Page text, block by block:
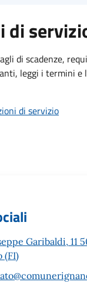
di
di scadenze,
leggi i termini e
di servizio
Garibaldi, 11
(FI)